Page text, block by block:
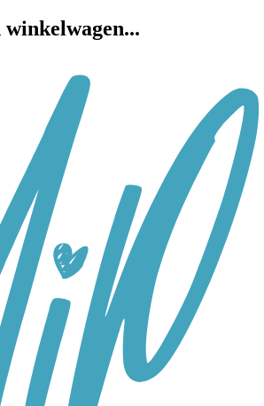
winkelwagen...